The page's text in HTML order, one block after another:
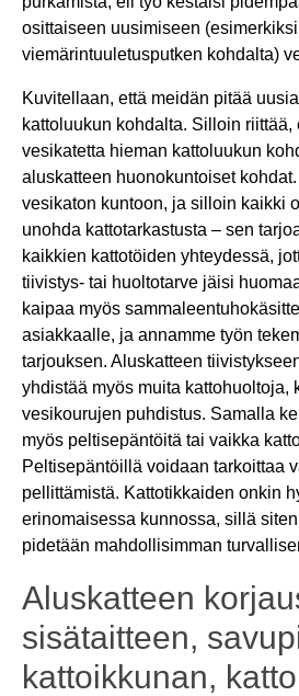
osittaiseen uusimiseen (esimerkiksi
viemärintuuletusputken kohdalta)
Kuvitellaan, että meidän pitää
kattoluukun kohdalta. Silloin riittää,
vesikatetta hieman kattoluukun
aluskatteen huonokuntoiset
vesikaton kuntoon, ja silloin kaikki
unohda kattotarkastusta – sen
kaikkien kattotöiden yhteydessä,
tiivistys- tai huoltotarve jäisi
kaipaa myös
asiakkaalle, ja annamme työn
tarjouksen. Aluskatteen
yhdistää myös muita kattohuoltoja,
vesikourujen puhdistus. Samalla
myös peltisepäntöitä tai vaikka
Peltisepäntöillä voidaan tarkoittaa
pellittämistä. Kattotikkaiden onkin
erinomaisessa kunnossa, sillä
pidetään mahdollisimman
Aluskatteen
sisätaitteen,
kattoikkunan,